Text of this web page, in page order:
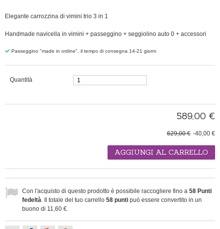
Elegante carrozzina di vimini trio 3 in 1
Handmade navicella in vimini + passeggino + seggiolino auto 0 + accessori
Passeggino "made in ordine", il tempo di consegna 14-21 giorni
Quantità
589,00 €
-40,00 €
629,00 €
AGGIUNGI AL CARRELLO
Con l'acquisto di questo prodotto è possibile raccogliere fino a 58 Punti
fedeltà . Il totale del tuo carrello 58 punti può essere convertito in un
buono di 11,60 €